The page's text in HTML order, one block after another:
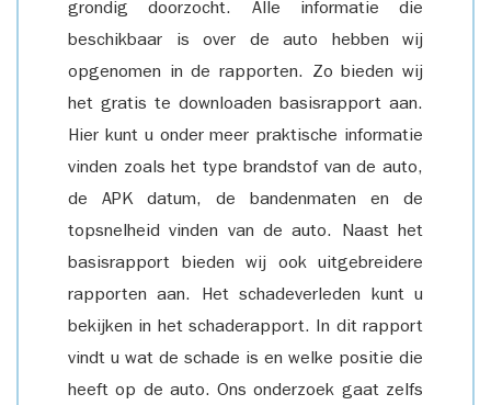
grondig doorzocht. Alle informatie die
beschikbaar is over de auto hebben wij
opgenomen in de rapporten. Zo bieden wij
het gratis te downloaden basisrapport aan.
Hier kunt u onder meer praktische informatie
vinden zoals het type brandstof van de auto,
de APK datum, de bandenmaten en de
topsnelheid vinden van de auto. Naast het
basisrapport bieden wij ook uitgebreidere
rapporten aan. Het schadeverleden kunt u
bekijken in het schaderapport. In dit rapport
vindt u wat de schade is en welke positie die
heeft op de auto. Ons onderzoek gaat zelfs